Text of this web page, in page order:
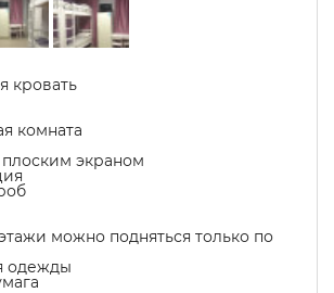
кровать
комната
плоским экраном
можно подняться только по
одежды